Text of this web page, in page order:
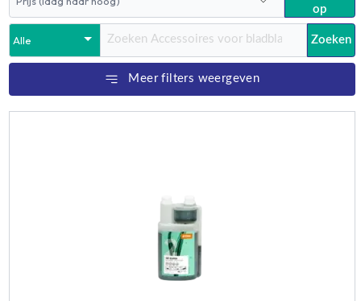
op
Zoeken
Meer filters weergeven